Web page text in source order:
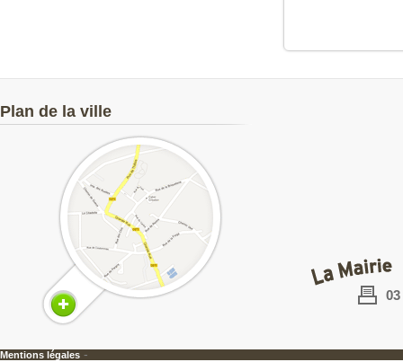
Plan de la ville
03
Mentions légales-